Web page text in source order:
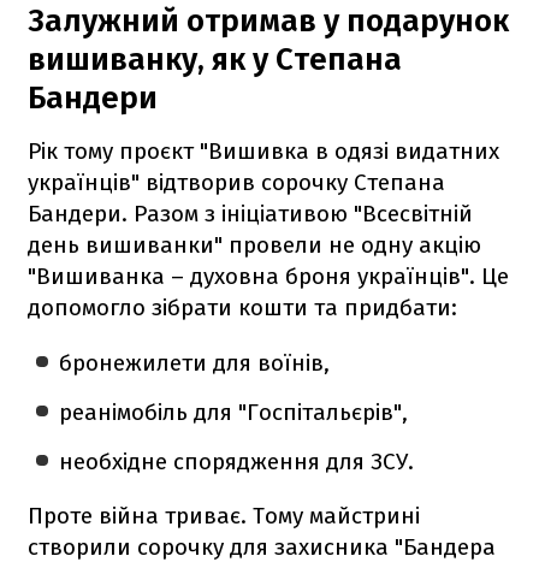
Залужний отримав у подарунок
вишиванку, як у Степана
Бандери
Рік тому проєкт "Вишивка в одязі видатних
українців" відтворив сорочку Степана
Бандери. Разом з ініціативою "Всесвітній
день вишиванки" провели не одну акцію
"Вишиванка – духовна броня українців". Це
допомогло зібрати кошти та придбати:
бронежилети для воїнів,
реанімобіль для "Госпітальєрів",
необхідне спорядження для ЗСУ.
Проте війна триває. Тому майстрині
створили сорочку для захисника "Бандера